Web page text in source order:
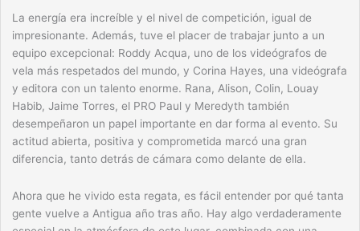
La energía era increíble y el nivel de competición, igual de
impresionante. Además, tuve el placer de trabajar junto a un
equipo excepcional: Roddy Acqua, uno de los videógrafos de
vela más respetados del mundo, y Corina Hayes, una videógrafa
y editora con un talento enorme. Rana, Alison, Colin, Louay
Habib, Jaime Torres, el PRO Paul y Meredyth también
desempeñaron un papel importante en dar forma al evento. Su
actitud abierta, positiva y comprometida marcó una gran
diferencia, tanto detrás de cámara como delante de ella.
Ahora que he vivido esta regata, es fácil entender por qué tanta
gente vuelve a Antigua año tras año. Hay algo verdaderamente